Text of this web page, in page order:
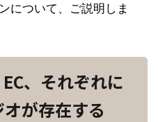
について、ご説明しま
、それぞれに
が存在する